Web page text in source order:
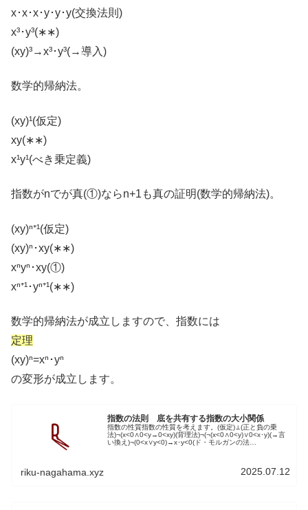
x･x･x･y･y･y(交換法則)
x³･y³(∗∗)
(xy)³→x³･y³(→導入)
数学的帰納法。
(xy)¹(仮定)
xy(∗∗)
x¹y¹(べき乗定義)
指数がnでが真(①)ならn+1も真の証明(数学的帰納法)。
(xy)ⁿ⁺¹(仮定)
(xy)ⁿ･xy(∗∗)
xⁿyⁿ･xy(①)
xⁿ⁺¹･yⁿ⁺¹(∗∗)
数学的帰納法が成立しますので、指数には
定理
(xy)ⁿ=xⁿ･yⁿ
の変形が成立します。
指数の法則 底を共有する指数の大小関係
指数の性質指数の性質を考えます。(仮定)⊥(正と負の乗
法)¬(x<0∧0<y→0<xy)(背理法)¬(¬(x<0∧0<y)∨0<x･y)(→言
い換え)¬(0<x∨y<0)→x･y<0(ド・モルガンの法
riku-nagahama.xyz 2025.07.12